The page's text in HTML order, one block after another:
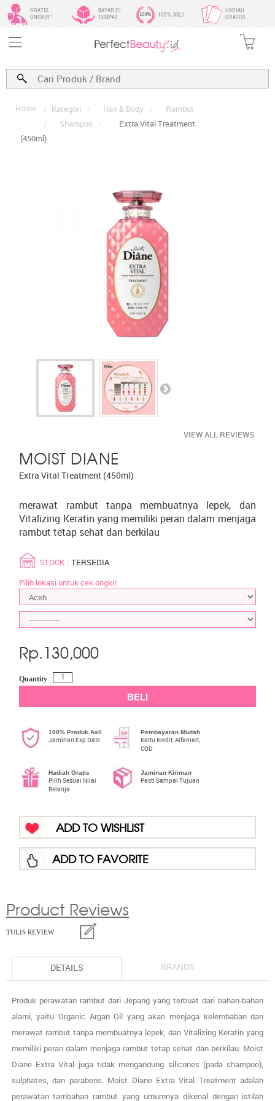
GRATIS
ONGKIR*
BAYAR DI
TEMPAT
100% ASLI
HADIAH
GRATIS!
Home / Kategori / Hair & Body /
Rambut
/
Shampoo /
Extra Vital Treatment
(450ml)
MOIST DIANE
Extra Vital Treatment (450ml)
merawat rambut tanpa membuatnya lepek, dan
Vitalizing Keratin yang memiliki peran dalam menjaga
rambut tetap sehat dan berkilau
VIEW ALL REVIEWS
STOCK : TERSEDIA
Pilih lokasi untuk cek ongkir.
Rp. 130,000
Quantity
BELI
100% Produk Asli
Jaminan Exp Date
Pembayaran Mudah
Kartu Kredit, Alfamart,
COD
Hadiah Gratis
Pilih Sesuai Nilai
Belanja
Jaminan Kiriman
Pasti Sampai Tujuan
ADD TO WISHLIST
ADD TO FAVORITE
Product Reviews
TULIS REVIEW
DETAILS BRANDS
Produk perawatan rambut dari Jepang yang terbuat dari bahan-bahan
alami, yaitu Organic Argan Oil yang akan menjaga kelembaban dan
merawat rambut tanpa membuatnya lepek, dan Vitalizing Keratin yang
memiliki peran dalam menjaga rambut tetap sehat dan berkilau. Moist
Diane Extra Vital juga tidak mengandung silicones (pada shampoo),
sulphates, dan parabens. Moist Diane Extra Vital Treatment adalah
perawatan tambahan rambut yang umumnya dikenal dengan istilah